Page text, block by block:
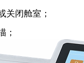
关闭舱室；
；